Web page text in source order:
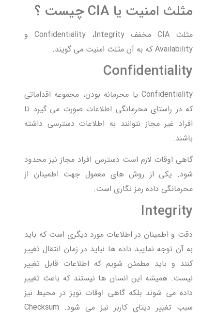
مثلث امنیت یا CIA چیست ؟
مثلث CIA مخفف Confidentiality ،Integrity و
Availability که به آن مثلث امنیت می گویند.
Confidentiality
Confidentiality یا محرمانه بودن، مجموعه اقداماتی
که در راستای محرمانگی اطلاعات صورت می گیرد تا
افراد غیر مجاز نتوانند به اطلاعات دسترسی داشته
باشند.
گاهی اوقات لازم است دسترس افراد مجاز نیز محدود
شود. یکی از روش های معمول جهت اطمینان از
محرمانگی داده رمز نگاری است.
Integrity
دقت و اطمینان در اطلاعات مورد دیگری است که باید
به آن توجه نمایید داده ها نباید در زمان انتقال تغییر
کنند و باید مطمئن شویم که اطلاعات قابل تغییر
نیست. همیشه این انسان ها نیستند که باعث تغییر
داده می شوند بلکه گاهی اوقات نویز در محیط نیز
سبب تغییر دیتای کاربر نیز می شود. Checksum